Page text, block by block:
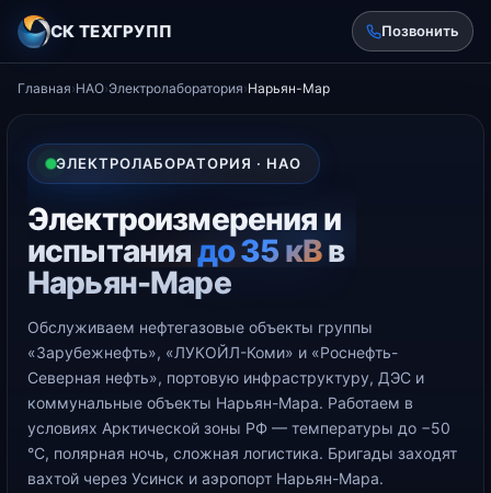
СК ТЕХГРУПП Позвонить
Главная›НАО›Электролаборатория›Нарьян-Мар
ЭЛЕКТРОЛАБОРАТОРИЯ · НАО
Электроизмерения и
испытаниядо 35 кВв
Нарьян-Маре
Обслуживаем нефтегазовые объекты группы
«Зарубежнефть», «ЛУКОЙЛ-Коми» и «Роснефть-
Северная нефть», портовую инфраструктуру, ДЭС и
коммунальные объекты Нарьян-Мара. Работаем в
условиях Арктической зоны РФ — температуры до −50
°С, полярная ночь, сложная логистика. Бригады заходят
вахтой через Усинск и аэропорт Нарьян-Мара.